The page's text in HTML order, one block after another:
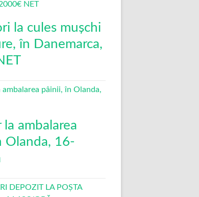
la cules mușchi
în Danemarca,
la ambalarea
Olanda, 16-